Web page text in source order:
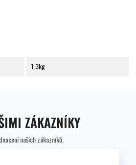
1.3kg
ZÁKAZNÍKY
našich zákazníků.